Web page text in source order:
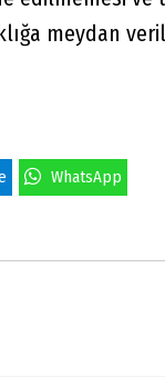
meydan
WhatsApp